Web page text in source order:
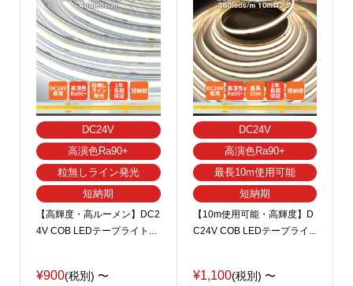
DC24V
高演色Ra90+
粒無しライン発光
短納期
【高輝度・高ルーメン】DC2
4V COB LEDテープライト...
¥900(税別) 〜
DC24V
高演色Ra90+
最長10m使用可能
短納期
【10m使用可能・高輝度】D
C24V COB LEDテープライ...
¥1,100(税別) 〜